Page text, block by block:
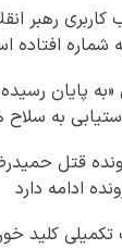
رهبر
شماره افتاده
پایان
به سلاح
در پرونده قتل
ادامه دارد
کلید